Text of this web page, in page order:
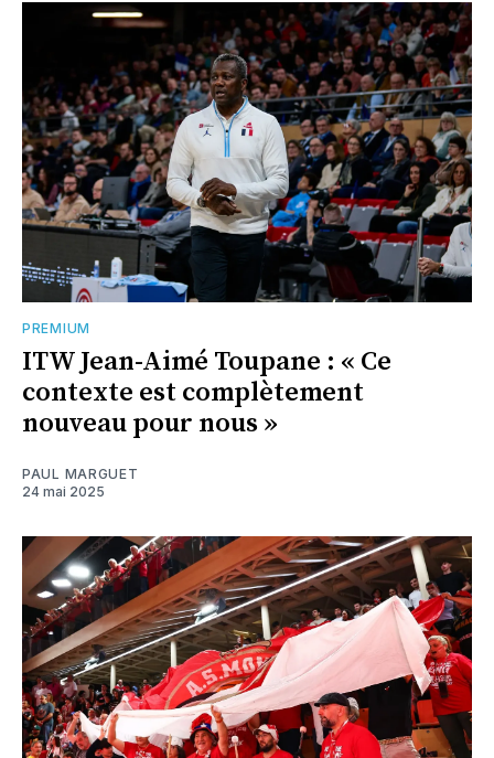
PREMIUM
ITW Jean-Aimé Toupane : « Ce
contexte est complètement
nouveau pour nous »
PAUL MARGUET
24 mai 2025